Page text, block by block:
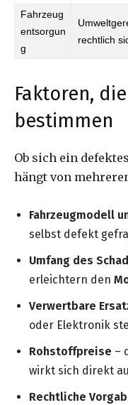
Fahrzeug
entsorgun
g
rechtlich
Faktoren,
bestimmen
Ob sich ein
hängt von
Fahrzeugmodell
selbst defekt
Umfang des
erleichtern den
Verwertbare
oder Elektronik
Rohstoffpreise –
wirkt sich direkt
Rechtliche